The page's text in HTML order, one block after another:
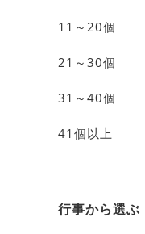
11～20個
21～30個
31～40個
41個以上
行事から選ぶ